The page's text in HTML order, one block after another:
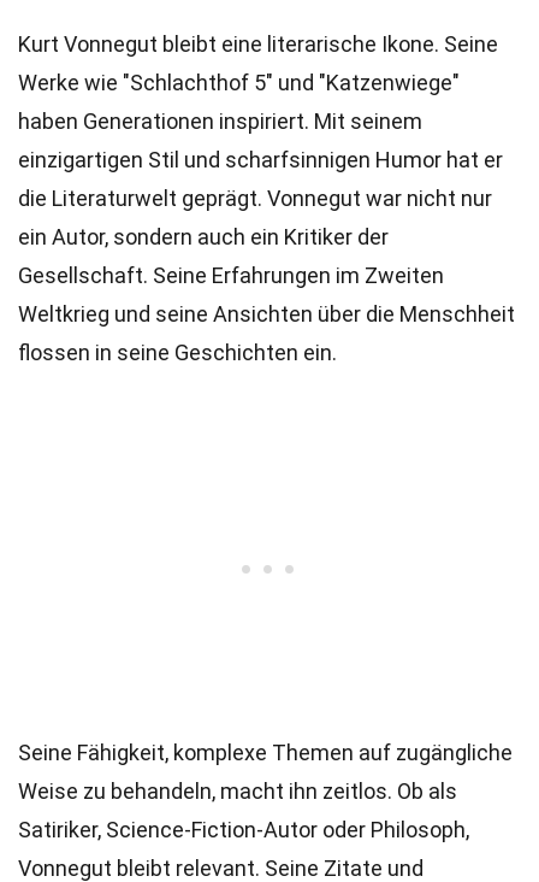
Kurt Vonnegut bleibt eine literarische Ikone. Seine
Werke wie "Schlachthof 5" und "Katzenwiege"
haben Generationen inspiriert. Mit seinem
einzigartigen Stil und scharfsinnigen Humor hat er
die Literaturwelt geprägt. Vonnegut war nicht nur
ein Autor, sondern auch ein Kritiker der
Gesellschaft. Seine Erfahrungen im Zweiten
Weltkrieg und seine Ansichten über die Menschheit
flossen in seine Geschichten ein.
Seine Fähigkeit, komplexe Themen auf zugängliche
Weise zu behandeln, macht ihn zeitlos. Ob als
Satiriker, Science-Fiction-Autor oder Philosoph,
Vonnegut bleibt relevant. Seine Zitate und